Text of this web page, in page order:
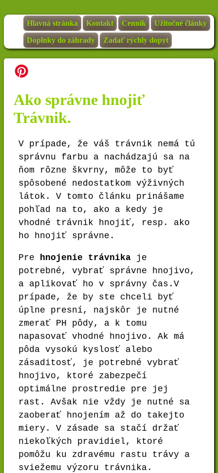
Hlavná stránka Kontakt Cenník Užitočné články
Doplnky do záhrady Zadať rýchly dopyt
Ako správne hnojiť
Trávnik.
V prípade, že váš trávnik nemá tú
správnu farbu a nachádzajú sa na
ňom rôzne škvrny, môže to byť
spôsobené nedostatkom výživných
látok. V tomto článku prinášame
pohľad na to, ako a kedy je
vhodné trávnik hnojiť, resp. ako
ho hnojiť správne.
Pre hnojenie trávnika je
potrebné, vybrať správne hnojivo,
a aplikovať ho v správny čas.V
prípade, že by ste chceli byť
úplne presní, najskôr je nutné
zmerať PH pôdy, a k tomu
napasovať vhodné hnojivo. Ak má
pôda vysokú kyslosť alebo
zásaditosť, je potrebné vybrať
hnojivo, ktoré zabezpečí
optimálne prostredie pre jej
rast. Avšak nie vždy je nutné sa
zaoberať hnojením až do takejto
miery. V zásade sa stačí držať
niekoľkých pravidiel, ktoré
pomôžu ku zdravému rastu trávy a
sviežemu výzoru trávnika.